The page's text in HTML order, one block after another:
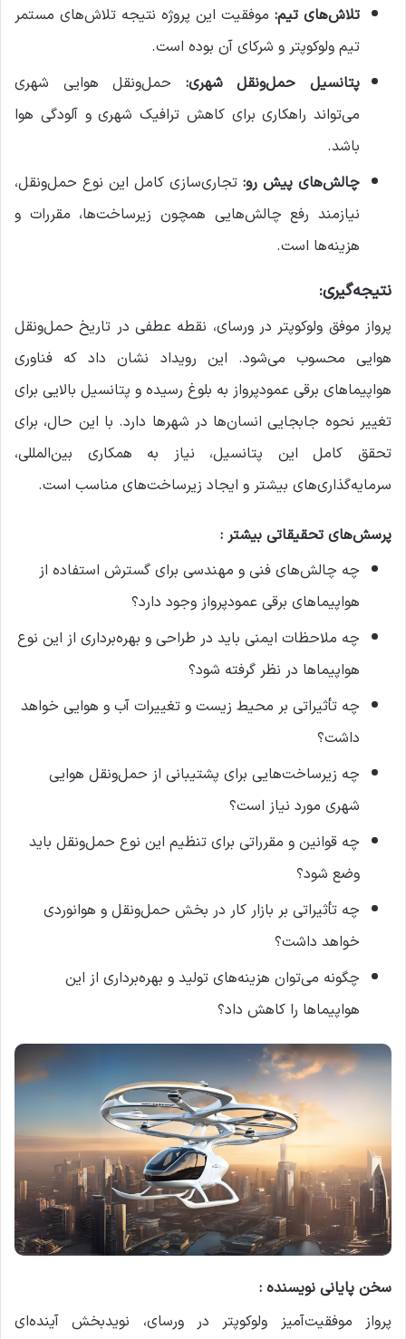
تلاش‌های تیم: موفقیت این پروژه نتیجه تلاش‌های مستمر
تیم ولوکوپتر و شرکای آن بوده است.
پتانسیل حمل‌ونقل شهری: حمل‌ونقل هوایی شهری
می‌تواند راهکاری برای کاهش ترافیک شهری و آلودگی هوا
باشد.
چالش‌های پیش رو: تجاری‌سازی کامل این نوع حمل‌ونقل،
نیازمند رفع چالش‌هایی همچون زیرساخت‌ها، مقررات و
هزینه‌ها است.
نتیجه‌گیری:
پرواز موفق ولوکوپتر در ورسای، نقطه عطفی در تاریخ حمل‌ونقل
هوایی محسوب می‌شود. این رویداد نشان داد که فناوری
هواپیماهای برقی عمودپرواز به بلوغ رسیده و پتانسیل بالایی برای
تغییر نحوه جابجایی انسان‌ها در شهرها دارد. با این حال، برای
تحقق کامل این پتانسیل، نیاز به همکاری بین‌المللی،
سرمایه‌گذاری‌های بیشتر و ایجاد زیرساخت‌های مناسب است.
پرسش‌های تحقیقاتی بیشتر :
چه چالش‌های فنی و مهندسی برای گسترش استفاده از
هواپیماهای برقی عمودپرواز وجود دارد؟
چه ملاحظات ایمنی باید در طراحی و بهره‌برداری از این نوع
هواپیماها در نظر گرفته شود؟
چه تأثیراتی بر محیط زیست و تغییرات آب و هوایی خواهد
داشت؟
چه زیرساخت‌هایی برای پشتیبانی از حمل‌ونقل هوایی
شهری مورد نیاز است؟
چه قوانین و مقرراتی برای تنظیم این نوع حمل‌ونقل باید
وضع شود؟
چه تأثیراتی بر بازار کار در بخش حمل‌ونقل و هوانوردی
خواهد داشت؟
چگونه می‌توان هزینه‌های تولید و بهره‌برداری از این
هواپیماها را کاهش داد؟
سخن پایانی نویسنده :
پرواز موفقیت‌آمیز ولوکوپتر در ورسای، نویدبخش آینده‌ای